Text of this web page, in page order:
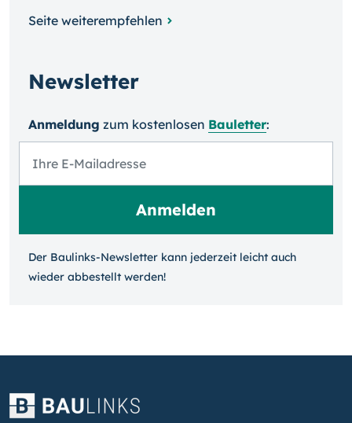
Seite weiterempfehlen
Newsletter
Anmeldung zum kosten­losen Bauletter:
Der Baulinks-Newsletter kann jeder­zeit leicht auch
wieder ab­bestellt werden!